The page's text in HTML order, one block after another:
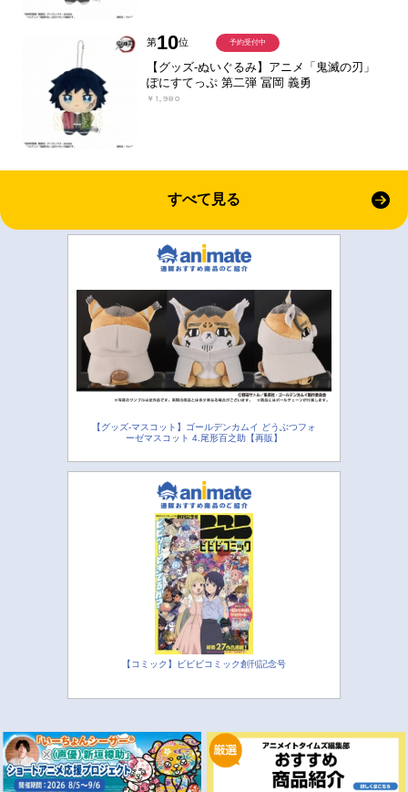
第10位
【グッズ-ぬいぐるみ】アニメ「鬼滅の刃」
ぽにすてっぷ 第二弾 冨岡 義勇
￥1,980
予約受付中
すべて見る
【グッズ-マスコット】ゴールデンカムイ どうぶつフォ
ーゼマスコット 4.尾形百之助【再販】
【コミック】ビビビコミック創刊記念号